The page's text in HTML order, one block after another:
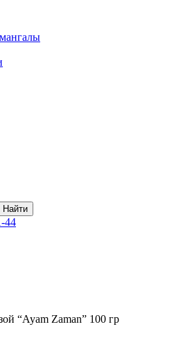
Найти
44
“Ayam Zaman” 100 гр